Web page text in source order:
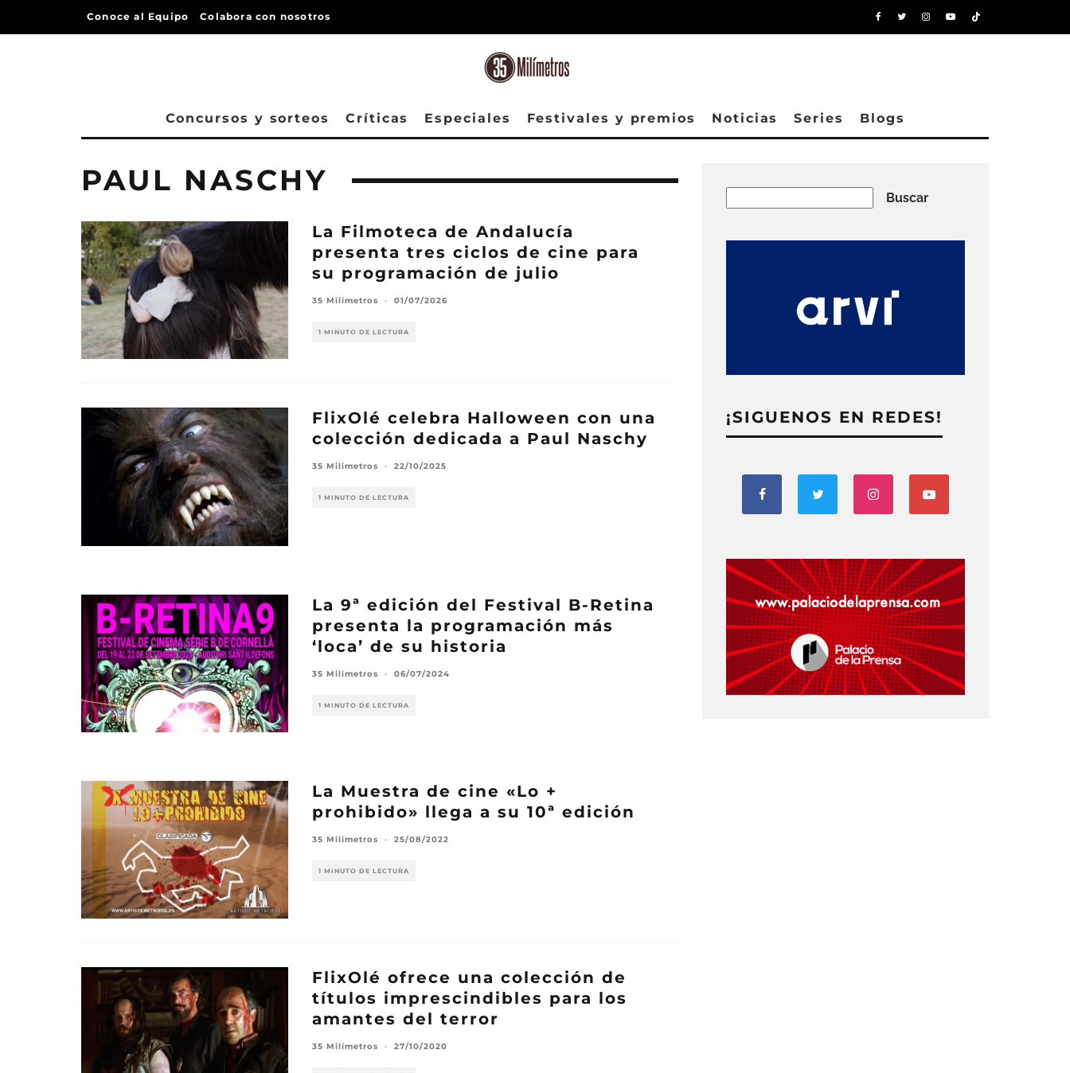
Conoce al Equipo Colabora con nosotros
Concursos y sorteos Críticas Especiales Festivales y premios Noticias Series Blogs
PAUL NASCHY
La Filmoteca de Andalucía
presenta tres ciclos de cine para
su programación de julio
35 Milímetros · 01/07/2026
1 MINUTO DE LECTURA
FlixOlé celebra Halloween con una
colección dedicada a Paul Naschy
35 Milímetros · 22/10/2025
1 MINUTO DE LECTURA
La 9ª edición del Festival B-Retina
presenta la programación más
‘loca’ de su historia
35 Milímetros · 06/07/2024
1 MINUTO DE LECTURA
La Muestra de cine «Lo +
prohibido» llega a su 10ª edición
35 Milímetros · 25/08/2022
1 MINUTO DE LECTURA
FlixOlé ofrece una colección de
títulos imprescindibles para los
amantes del terror
35 Milímetros · 27/10/2020
Buscar
¡SIGUENOS EN REDES!